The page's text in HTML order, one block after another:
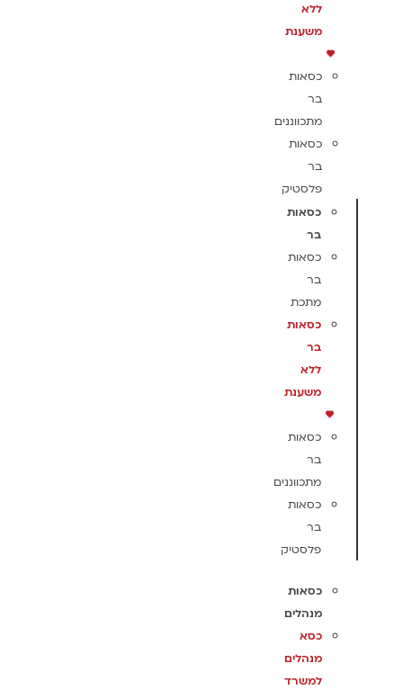
ללא
משענת
כסאות
בר
מתכווננים
כסאות
בר
פלסטיק
כסאות
בר
כסאות
בר
מתכת
כסאות
בר
ללא
משענת
כסאות
בר
מתכווננים
כסאות
בר
פלסטיק
כסאות
מנהלים
כסא
מנהלים
למשרד